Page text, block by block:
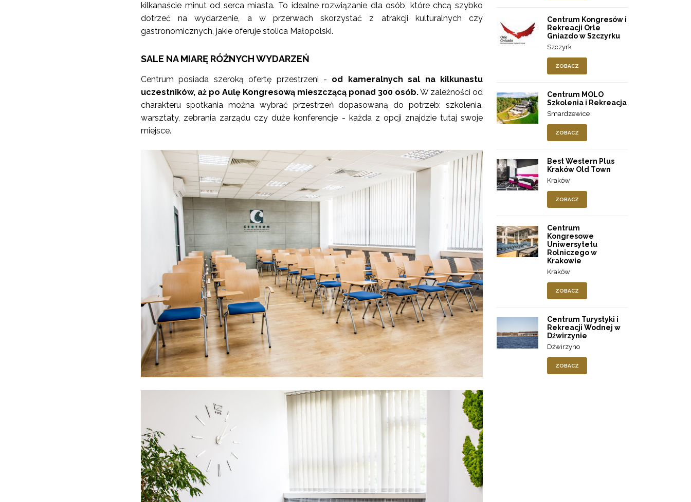
kilkanaście minut od serca miasta. To idealne rozwiązanie dla osób, które chcą szybko
dotrzeć na wydarzenie, a w przerwach skorzystać z atrakcji kulturalnych czy
gastronomicznych, jakie oferuje stolica Małopolski.
SALE NA MIARĘ RÓŻNYCH WYDARZEŃ
Centrum posiada szeroką ofertę przestrzeni - od kameralnych sal na kilkunastu
uczestników, aż po Aulę Kongresową mieszczącą ponad 300 osób.W zależności od
charakteru spotkania można wybrać przestrzeń dopasowaną do potrzeb: szkolenia,
warsztaty, zebrania zarządu czy duże konferencje - każda z opcji znajdzie tutaj swoje
miejsce.
Centrum Kongresów i
Rekreacji Orle
Gniazdo w Szczyrku
Szczyrk
ZOBACZ
Centrum MOLO
Szkolenia i Rekreacja
Smardzewice
ZOBACZ
Best Western Plus
Kraków Old Town
Kraków
ZOBACZ
Centrum
Kongresowe
Uniwersytetu
Rolniczego w
Krakowie
Kraków
ZOBACZ
Centrum Turystyki i
Rekreacji Wodnej w
Dźwirzynie
Dźwirzyno
ZOBACZ